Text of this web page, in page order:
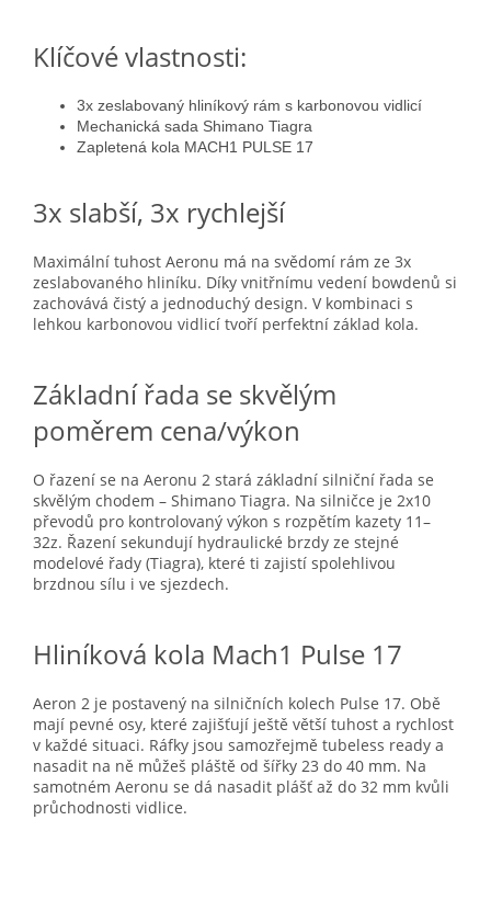
Klíčové vlastnosti:
3x zeslabovaný hliníkový rám s karbonovou vidlicí
Mechanická sada Shimano Tiagra
Zapletená kola MACH1 PULSE 17
3x slabší, 3x rychlejší
Maximální tuhost Aeronu má na svědomí rám ze 3x
zeslabovaného hliníku. Díky vnitřnímu vedení bowdenů si
zachovává čistý a jednoduchý design. V kombinaci s
lehkou karbonovou vidlicí tvoří perfektní základ kola.
Základní řada se skvělým
poměrem cena/výkon
O řazení se na Aeronu 2 stará základní silniční řada se
skvělým chodem – Shimano Tiagra. Na silničce je 2x10
převodů pro kontrolovaný výkon s rozpětím kazety 11–
32z. Řazení sekundují hydraulické brzdy ze stejné
modelové řady (Tiagra), které ti zajistí spolehlivou
brzdnou sílu i ve sjezdech.
Hliníková kola Mach1 Pulse 17
Aeron 2 je postavený na silničních kolech Pulse 17. Obě
mají pevné osy, které zajišťují ještě větší tuhost a rychlost
v každé situaci. Ráfky jsou samozřejmě tubeless ready a
nasadit na ně můžeš pláště od šířky 23 do 40 mm. Na
samotném Aeronu se dá nasadit plášť až do 32 mm kvůli
průchodnosti vidlice.